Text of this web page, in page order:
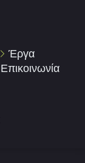
Έργα
Επικοινωνία